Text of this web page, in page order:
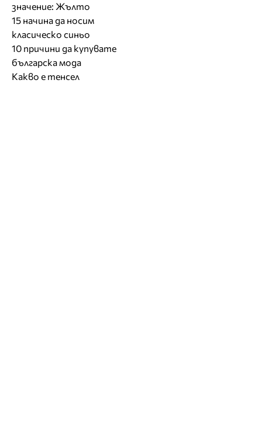
значение: Жълто
15 начина да носим
класическо синьо
10 причини да купувате
българска мода
Какво е тенсел